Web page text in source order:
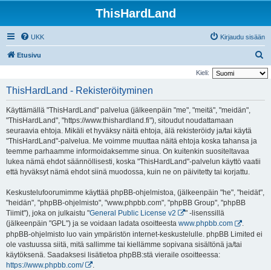
ThisHardLand
UKK Kirjaudu sisään
Etusivu
t
Kieli:
ThisHardLand - Rekisteröityminen
Käyttämällä "ThisHardLand" palvelua (jälkeenpäin "me", "meitä", "meidän",
"ThisHardLand", "https://www.thishardland.fi"), sitoudut noudattamaan
seuraavia ehtoja. Mikäli et hyväksy näitä ehtoja, älä rekisteröidy ja/tai käytä
"ThisHardLand"-palvelua. Me voimme muuttaa näitä ehtoja koska tahansa ja
teemme parhaamme informoidaksemme sinua. On kuitenkin suositeltavaa
lukea nämä ehdot säännöllisesti, koska "ThisHardLand"-palvelun käyttö vaatii
että hyväksyt nämä ehdot siinä muodossa, kuin ne on päivitetty tai korjattu.
Keskustelufoorumimme käyttää phpBB-ohjelmistoa, (jälkeenpäin "he", "heidät",
"heidän", "phpBB-ohjelmisto", "www.phpbb.com", "phpBB Group", "phpBB
Tiimit"), joka on julkaistu "General Public License v2
" -lisenssillä
(jälkeenpäin "GPL") ja se voidaan ladata osoitteesta www.phpbb.com
.
phpBB-ohjelmisto luo vain ympäristön internet-keskustelulle. phpBB Limited ei
ole vastuussa siitä, mitä sallimme tai kiellämme sopivana sisältönä ja/tai
käytöksenä. Saadaksesi lisätietoa phpBB:stä vieraile osoitteessa:
https://www.phpbb.com/